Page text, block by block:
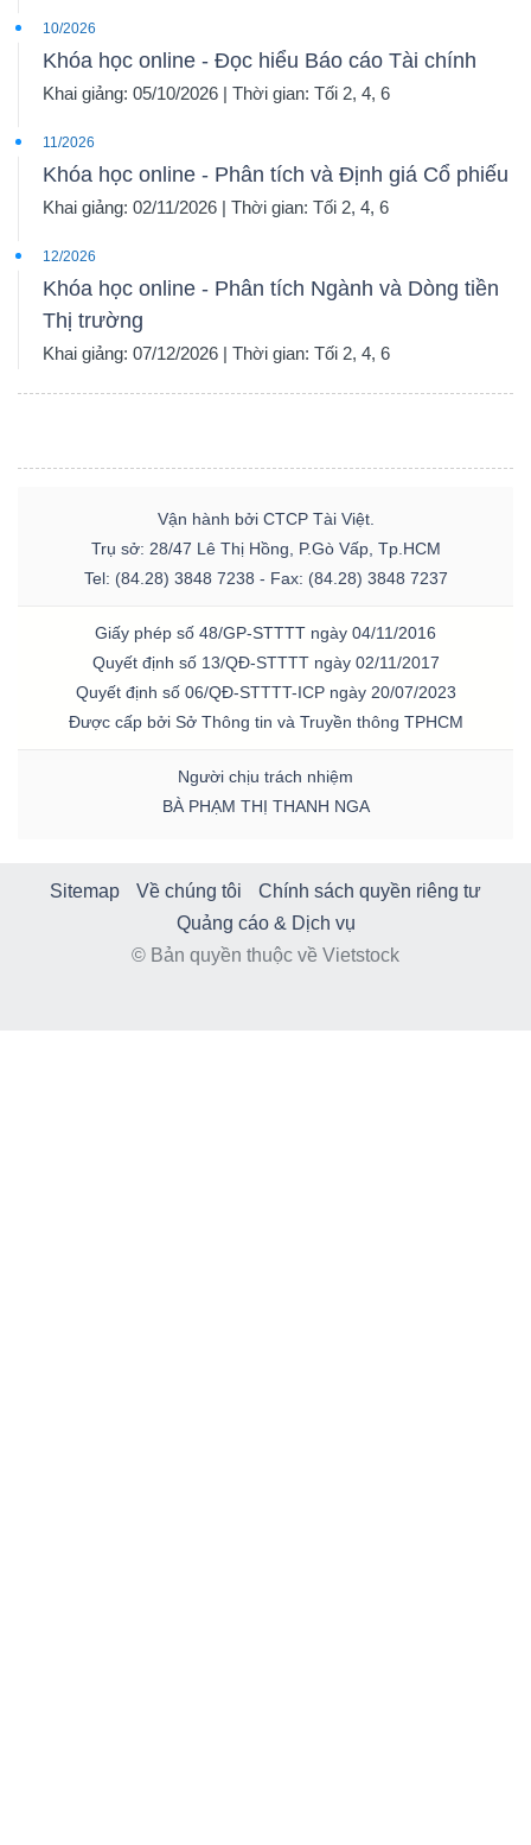
10/2026
Khóa học online - Đọc hiểu Báo cáo Tài chính
Khai giảng: 05/10/2026 | Thời gian: Tối 2, 4, 6
11/2026
Khóa học online - Phân tích và Định giá Cổ phiếu
Khai giảng: 02/11/2026 | Thời gian: Tối 2, 4, 6
12/2026
Khóa học online - Phân tích Ngành và Dòng tiền
Thị trường
Khai giảng: 07/12/2026 | Thời gian: Tối 2, 4, 6
Vận hành bởi CTCP Tài Việt.
Trụ sở: 28/47 Lê Thị Hồng, P.Gò Vấp, Tp.HCM
Tel: (84.28) 3848 7238 - Fax: (84.28) 3848 7237
Giấy phép số 48/GP-STTTT ngày 04/11/2016
Quyết định số 13/QĐ-STTTT ngày 02/11/2017
Quyết định số 06/QĐ-STTTT-ICP ngày 20/07/2023
Được cấp bởi Sở Thông tin và Truyền thông TPHCM
Người chịu trách nhiệm
BÀ PHẠM THỊ THANH NGA
Sitemap Về chúng tôi
Chính sách quyền riêng tư
Quảng cáo & Dịch vụ
© Bản quyền thuộc về Vietstock